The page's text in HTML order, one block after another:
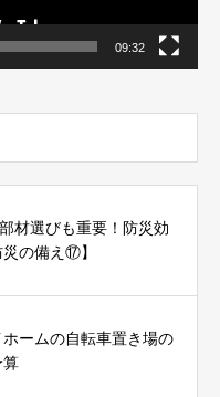
09:32
材選びも重要！防災効
の備え⑰】
ームの自転車置き場の
算